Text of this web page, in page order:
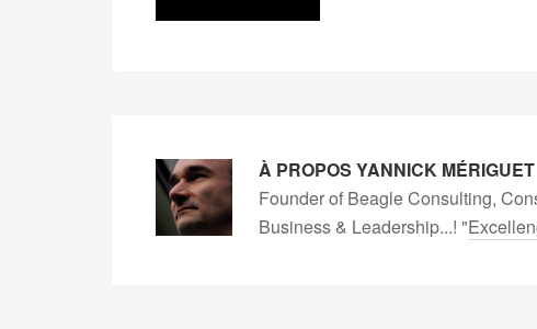
À PROPOS YANNICK MÉRIGUET
Founder of Beagle Consulting,
Business & Leadership...! "